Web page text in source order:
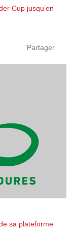
Cup jusqu’en
Partager
sa plateforme